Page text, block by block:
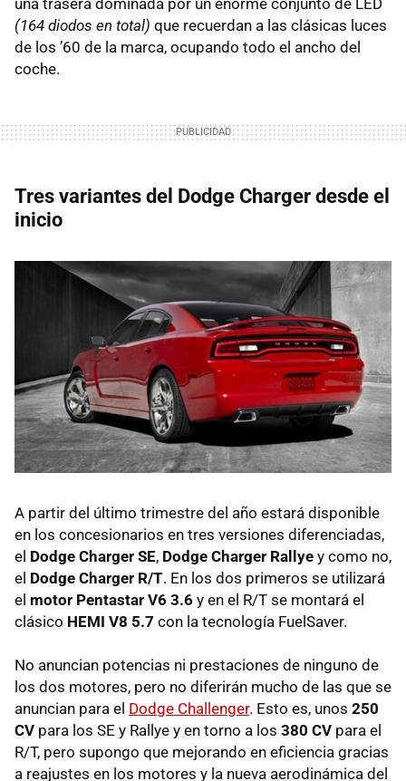
(164 diodos en total) que recuerdan a las clásicas luces
de los ’60 de la marca, ocupando todo el ancho del
coche.
Tres variantes del Dodge Charger desde el
inicio
A partir del último trimestre del año estará disponible
en los concesionarios en tres versiones diferenciadas,
el Dodge Charger SE, Dodge Charger Rallye y como no,
el Dodge Charger R/T. En los dos primeros se utilizará
el motor Pentastar V6 3.6 y en el R/T se montará el
clásico HEMI V8 5.7 con la tecnología FuelSaver.
No anuncian potencias ni prestaciones de ninguno de
los dos motores, pero no diferirán mucho de las que se
anuncian para el Dodge Challenger. Esto es, unos 250
CV para los SE y Rallye y en torno a los 380 CV para el
R/T, pero supongo que mejorando en eficiencia gracias
a reajustes en los motores y la nueva aerodinámica del